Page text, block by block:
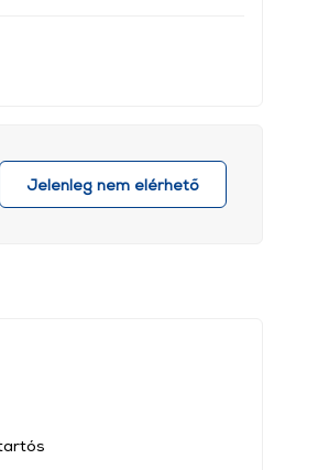
Jelenleg nem elérhető